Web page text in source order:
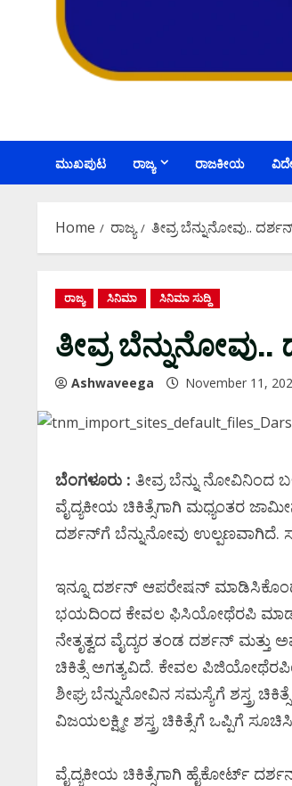
ಮುಖಪುಟ ರಾಜ್ಯ ರಾಜಕೀಯ
Home ರಾಜ್ಯ ತೀವ್ರ ಬೆನ್ನುನೋವು..
ರಾಜ್ಯ ಸಿನಿಮಾ ಸಿನಿಮಾ ಸುದ್ದಿ
ತೀವ್ರ
Ashwaveega November 11,
ಬೆಂಗಳೂರು : ತೀವ್ರ ಬೆನ್ನು ನೋವಿನಿಂದ
ವೈದ್ಯಕೀಯ ಚಿಕಿತ್ಸೆಗಾಗಿ ಮಧ್ಯಂತರ
ದರ್ಶನ್‌ಗೆ ಬೆನ್ನುನೋವು ಉಲ್ಪಣವಾಗಿದೆ.
ಇನ್ನೂ ದರ್ಶನ್‌ ಆಪರೇಷನ್‌
ಭಯದಿಂದ ಕೇವಲ ಫಿಸಿಯೋಥೆರಪಿ
ನೇತೃತ್ವದ ವೈದ್ಯರ ತಂಡ ದರ್ಶನ್‌
ಚಿಕಿತ್ಸೆ ಅಗತ್ಯವಿದೆ. ಕೇವಲ
ಶೀಘ್ರ ಬೆನ್ನು‌ನೋವಿನ ಸಮಸ್ಯೆಗೆ ಶಸ್ತ್ರ
ವಿಜಯಲಕ್ಷ್ಮೀ ಶಸ್ತ್ರ ಚಿಕಿತ್ಸೆಗೆ ಒಪ್ಪಿಗೆ
ವೈದ್ಯಕೀಯ ಚಿಕಿತ್ಸೆಗಾಗಿ ಹೈಕೋರ್ಟ್‌